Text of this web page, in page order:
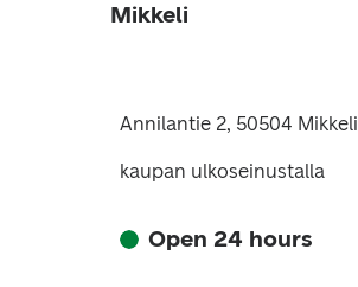
Mikkeli
Annilantie 2, 50504 Mikkeli
kaupan ulkoseinustalla
Open 24 hours